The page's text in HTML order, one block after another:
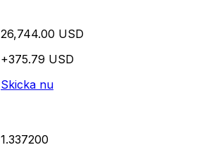
26,744.00 USD
+375.79 USD
Skicka nu
1.337200